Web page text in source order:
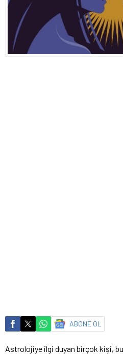
Ampul Duy Çeşitleri ve
ABONE OL
Astrolojiye ilgi duyan birçok kişi,